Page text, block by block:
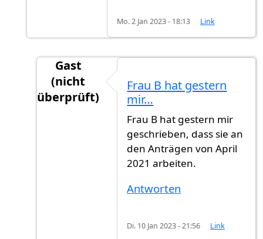
Mo. 2 Jan 2023 - 18:13 Link
Gast
(nicht
überprüft)
Frau B hat gestern
mir…
Frau B hat gestern mir
geschrieben, dass sie an
den Anträgen von April
2021 arbeiten.
Antworten
Di. 10 Jan 2023 - 21:56 Link